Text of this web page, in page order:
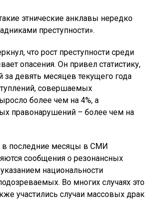
этнические анклавы нередко
преступности».
что рост преступности среди
опасения. Он привел статистику,
за девять месяцев текущего года
совершаемых
более чем на 4%, а
правонарушений – более чем на
в последние месяцы в СМИ
сообщения о резонансных
национальности
Во многих случаях это
участились случаи массовых драк